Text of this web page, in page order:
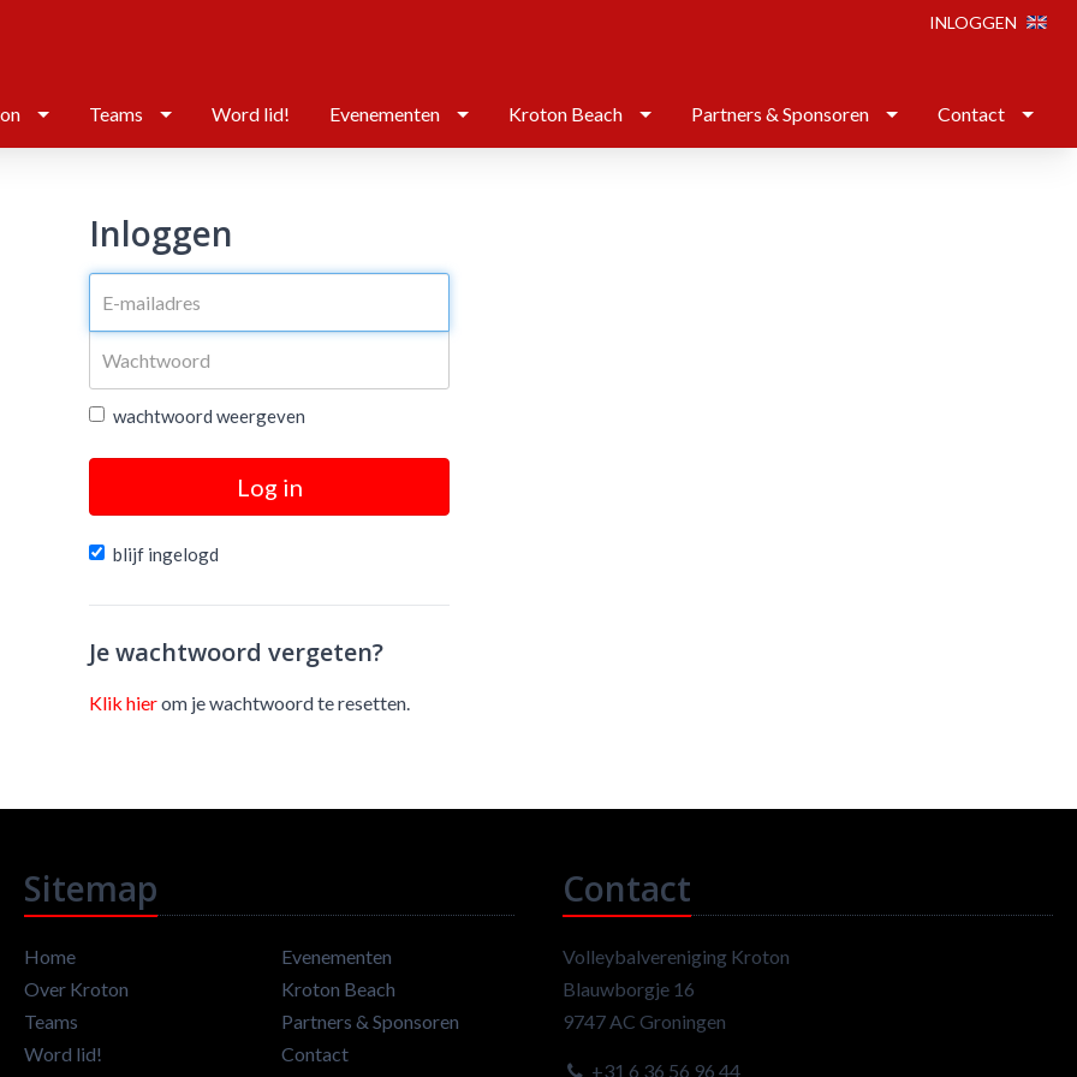
INLOGGEN
Teams Word lid! Evenementen Kroton Beach Partners & Sponsoren Contact
Inloggen
wachtwoord weergeven
Log in
blijf ingelogd
Je wachtwoord vergeten?
Klik hierom je wachtwoord te resetten.
Sitemap
Home
Over Kroton
Teams
Word lid!
Evenementen
Kroton Beach
Partners & Sponsoren
Contact
Contact
Volleybalvereniging Kroton
Blauwborgje 16
9747 AC Groningen
+31 6 36 56 96 44